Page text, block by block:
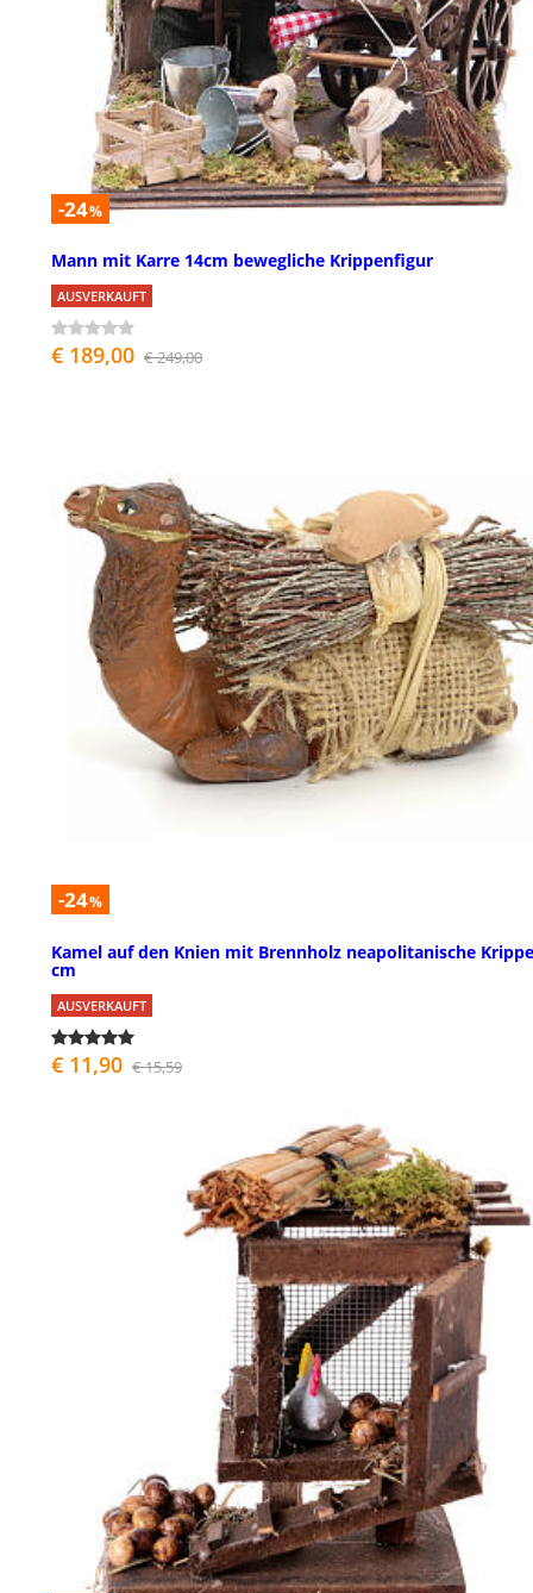
-24%
Mann mit Karre 14cm bewegliche Krippenfigur
AUSVERKAUFT
€ 189,00 € 249,00
-24%
Kamel auf den Knien mit Brennholz neapolitanische
cm
AUSVERKAUFT
€ 11,90 € 15,59